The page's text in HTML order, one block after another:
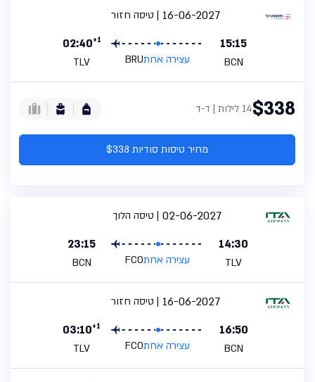
טיסה חזור
16-06-2027
15:15
BCN עצירה אחתBRU
02:40+1
TLV
$33814 לילות | ד-ד
מחיר טיסות סודיות $338
טיסה הלוך
02-06-2027
14:30
TLV עצירה אחתFCO
23:15
BCN
טיסה חזור
16-06-2027
16:50
BCN עצירה אחתFCO
03:10+1
TLV